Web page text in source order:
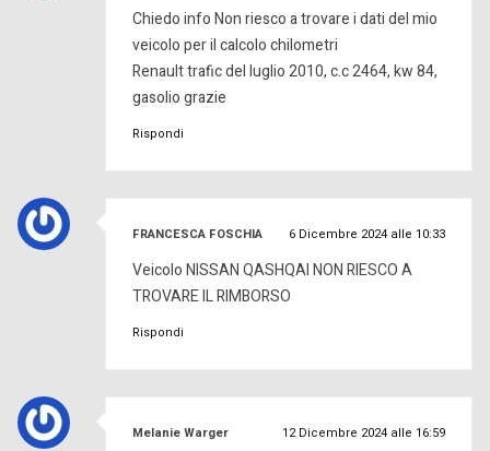
Chiedo info Non riesco a trovare i dati del mio
veicolo per il calcolo chilometri
Renault trafic del luglio 2010, c.c 2464, kw 84,
gasolio grazie
Rispondi
FRANCESCA FOSCHIAha
6 Dicembre 2024 alle 10:33
Veicolo NISSAN QASHQAI NON RIESCO A
TROVARE IL RIMBORSO
Rispondi
Melanie Wargerha
12 Dicembre 2024 alle 16:59